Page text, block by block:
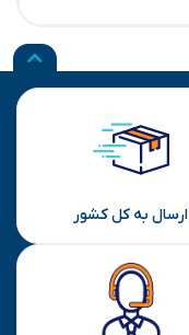
ارسال به کل کشور